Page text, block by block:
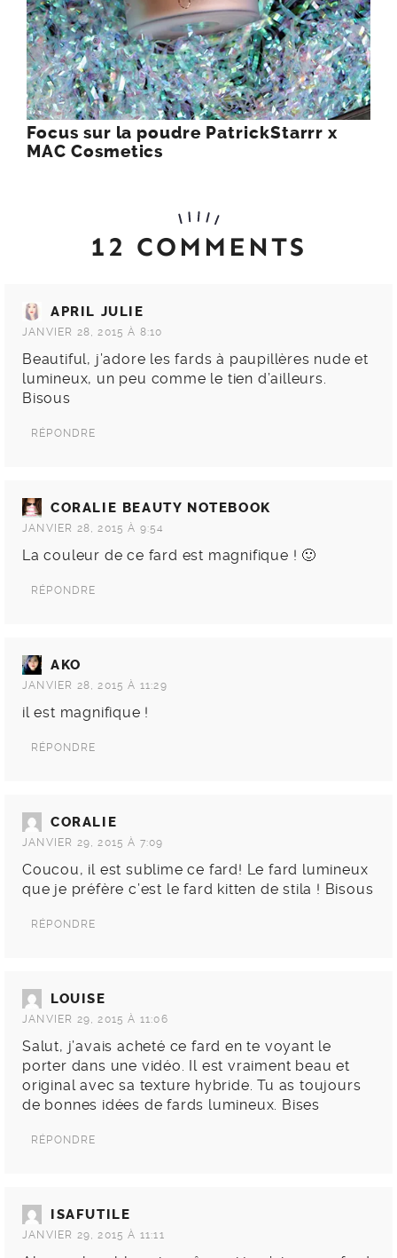
Focus sur la poudre PatrickStarrr x
MAC Cosmetics
12 COMMENTS
APRIL JULIE
JANVIER 28, 2015 À 8:10
Beautiful, j’adore les fards à paupillères nude et
lumineux, un peu comme le tien d’ailleurs.
Bisous
RÉPONDRE
CORALIE BEAUTY NOTEBOOK
JANVIER 28, 2015 À 9:54
La couleur de ce fard est magnifique ! 🙂
RÉPONDRE
AKO
JANVIER 28, 2015 À 11:29
il est magnifique !
RÉPONDRE
CORALIE
JANVIER 29, 2015 À 7:09
Coucou, il est sublime ce fard! Le fard lumineux
que je préfère c’est le fard kitten de stila ! Bisous
RÉPONDRE
LOUISE
JANVIER 29, 2015 À 11:06
Salut, j’avais acheté ce fard en te voyant le
porter dans une vidéo. Il est vraiment beau et
original avec sa texture hybride. Tu as toujours
de bonnes idées de fards lumineux. Bises
RÉPONDRE
ISAFUTILE
JANVIER 29, 2015 À 11:11